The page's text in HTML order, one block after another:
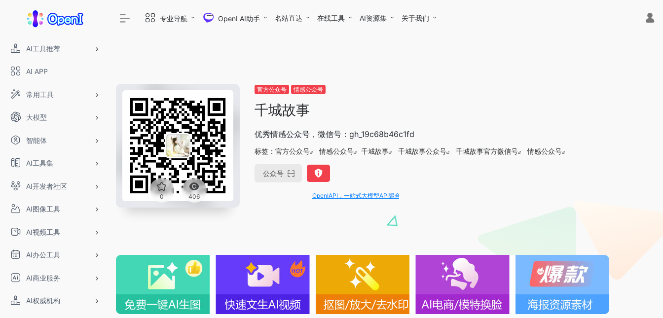
AI工具推荐
AI APP
常用工具
大模型
智能体
AI工具集
AI开发者社区
AI图像工具
AI视频工具
AI办公工具
AI商业服务
AI权威机构
专业导航 OpenI AI助手 名站直达 在线工具 AI资源集 关于我们
0 406
官方公众号 情感公众号
千城故事
优秀情感公众号，微信号：gh_19c68b46c1fd
标签： 官方公众号 情感公众号 千城故事 千城故事公众号 千城故事官方微信号 情感公众号
公众号
OpenIAPI，一站式大模型API聚合平台